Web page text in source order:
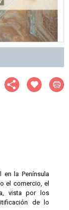
la Península
el comercio, el
vista por los
de lo